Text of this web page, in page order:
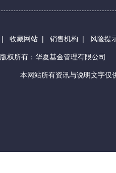
| 收藏网站 | 销售机构 | 风险提
版权所有：华夏基金管理有限公司
本网站所有资讯与说明文字仅